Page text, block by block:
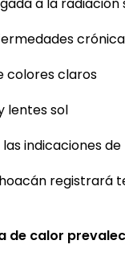
a la radiación
colores claros
lentes sol
indicaciones
registrará
de calor